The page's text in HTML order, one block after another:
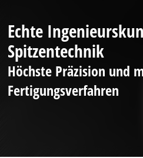
Echte
Spitzentechnik
Höchste Präzision und
Fertigungsverfahren